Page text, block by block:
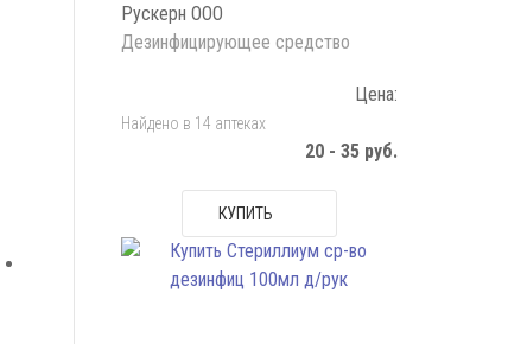
Рускерн ООО
Дезинфицирующее средство
Цена:
Найдено в 14 аптеках
20 - 35 руб.
КУПИТЬ